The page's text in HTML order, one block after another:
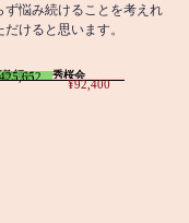
悩み続けることを考えれ
けると思います。
教師M 秀桜会
¥92,400